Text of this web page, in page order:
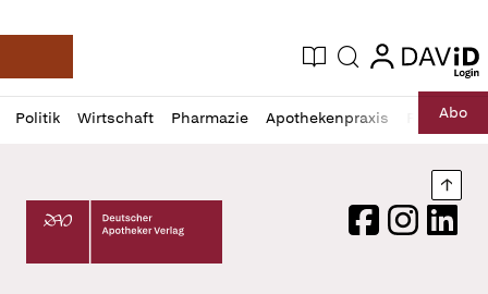
Deutsche Apotheker Zeitung
Aktuelle Ausgabe
Suche login
login
Politik Wirtschaft Pharmazie Apothekenpraxis RechtAbo
Profil
öffnen
Daz
Pur
Deutscher Apotheker Verlag Logo
FacebookInstagram